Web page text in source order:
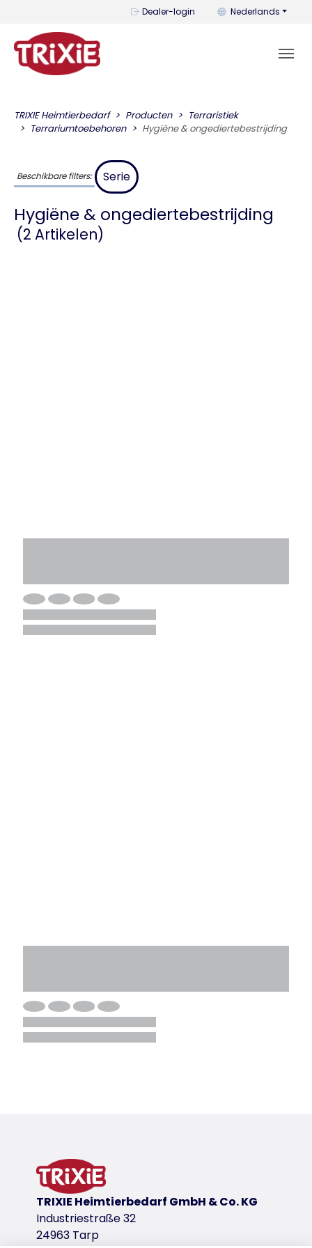
Dealer-login U kunt de taal
Nederlands
TRIXIE Heimtierbedarf Producten
Terraristiek
Terrariumtoebehoren
Hygiëne & ongediertebestrijding
Beschikbare filters: Serie
Hygiëne & ongediertebestrijding
(2 Artikelen)
TRIXIE Heimtierbedarf GmbH & Co. KG
Industriestraße 32
24963 Tarp